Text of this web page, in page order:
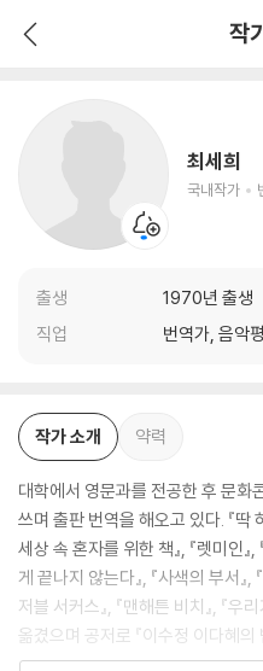
작
최세희
국내작가
출생
1970년 출생
직업
번역가, 음악
작가 소개 약력
대학에서 영문과를 전공한 후 문화
쓰며 출판 번역을 해오고 있다. 『딱
세상 속 혼자를 위한 책』, 『렛미인』
게 끝나지 않는다』, 『사색의 부서』,
저블 서커스』, 『맨해튼 비치』, 『
옮겼으며 공저로 『이수정 이다혜의